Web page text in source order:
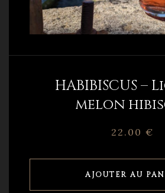
HABIBISCUS –
melon
22.00 €
AJOUTER AU